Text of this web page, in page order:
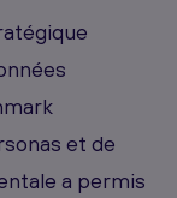
et de
a permis